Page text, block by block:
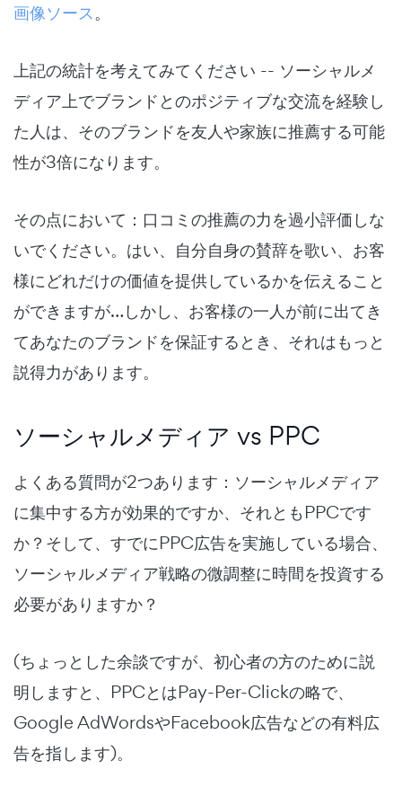
画像ソース。
上記の統計を考えてみてください -- ソーシャルメ
ディア上でブランドとのポジティブな交流を経験し
た人は、そのブランドを友人や家族に推薦する可能
性が3倍になります。
その点において：口コミの推薦の力を過小評価しな
いでください。はい、自分自身の賛辞を歌い、お客
様にどれだけの価値を提供しているかを伝えること
ができますが…しかし、お客様の一人が前に出てき
てあなたのブランドを保証するとき、それはもっと
説得力があります。
ソーシャルメディア vs PPC
よくある質問が2つあります：ソーシャルメディア
に集中する方が効果的ですか、それともPPCです
か？そして、すでにPPC広告を実施している場合、
ソーシャルメディア戦略の微調整に時間を投資する
必要がありますか？
(ちょっとした余談ですが、初心者の方のために説
明しますと、PPCとはPay-Per-Clickの略で、
Google AdWordsやFacebook広告などの有料広
告を指します)。